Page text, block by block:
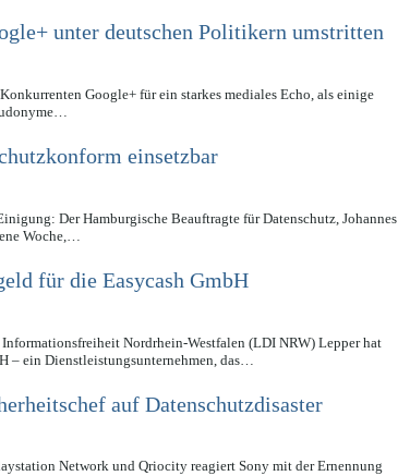
unter deutschen Politikern umstritten
Google+ für ein starkes mediales Echo, als einige
einsetzbar
Der Hamburgische Beauftragte für Datenschutz, Johannes
Woche,…
für die Easycash GmbH
Nordrhein-Westfalen (LDI NRW) Lepper hat
– ein Dienstleistungsunternehmen, das…
auf Datenschutzdisaster
Network und Qriocity reagiert Sony mit der Ernennung